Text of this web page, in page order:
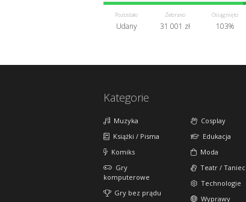
Pozostało
Udany
Zebrano
31 001 zł
Osiągnięto
103%
Kategorie
Muzyka
Książki / Pisma
Komiks
Gry
komputerowe
Gry bez prądu
Cosplay
Edukacja
Moda
Teatr / Taniec
Technologie
Wyprawy